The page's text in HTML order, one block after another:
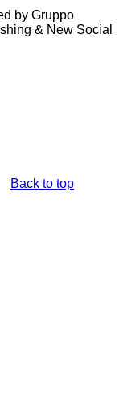
by Gruppo
& New Social
Back to top